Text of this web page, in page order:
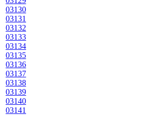
03130
03131
03132
03133
03134
03135
03136
03137
03138
03139
03140
03141